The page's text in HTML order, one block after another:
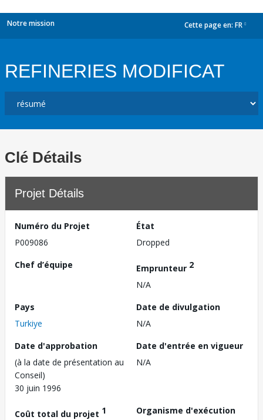
Notre mission Cette page en: FR
REFINERIES MODIFICAT
Clé Détails
Projet Détails
Numéro du Projet
P009086
État
Dropped
Chef d’équipe
Emprunteur 2
N/A
Pays
Turkiye
Date de divulgation
N/A
Date d'approbation
(à la date de présentation au
Conseil)
30 juin 1996
Date d'entrée en vigueur
N/A
Coût total du projet 1
Organisme d'exécution